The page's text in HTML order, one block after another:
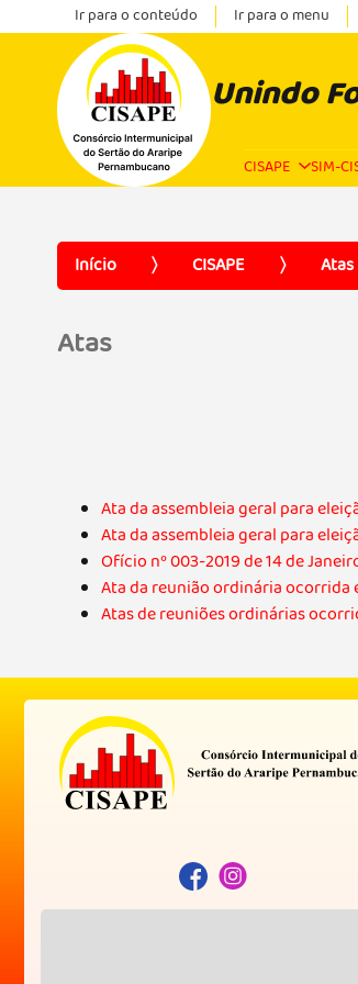
Ir para o conteúdo Ir para o menu
Unindo
CISAPE SIM-
Início CISAPE Atas
Atas
Ata da assembleia geral para
Ata da assembleia geral para
Ofício nº 003-2019 de 14 de
Ata da reunião ordinária ocorrida
Atas de reuniões ordinárias